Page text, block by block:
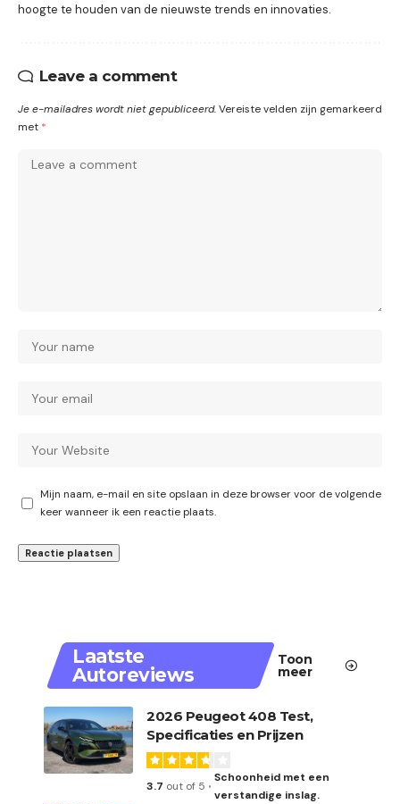
hoogte te houden van de nieuwste trends en innovaties.
Leave a comment
Je e-mailadres wordt niet gepubliceerd.Vereiste velden zijn gemarkeerd
met *
Mijn naam, e-mail en site opslaan in deze browser voor de volgende
keer wanneer ik een reactie plaats.
Laatste
Autoreviews
Toon
meer
2026 Peugeot 408 Test,
Specificaties en Prijzen
3.7 out of 5
Schoonheid met een
verstandige inslag.